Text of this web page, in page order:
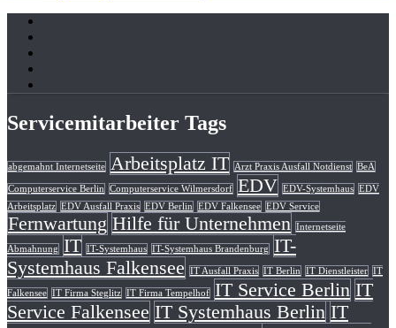
Servicemitarbeiter Tags
abgemahnt Internetseite Arbeitsplatz IT Arzt Praxis Ausfall Notdienst BeA
Computerservice Berlin Computerservice Wilmersdorf EDV EDV-Systemhaus EDV
Arbeitsplatz EDV Ausfall Praxis EDV Berlin EDV Falkensee EDV Service
Fernwartung Hilfe für Unternehmen Internetseite
Abmahnung IT IT-Systemhaus IT-Systemhaus Brandenburg
IT-
Systemhaus Falkensee
IT Ausfall Praxis IT Berlin IT Dienstleister IT
Falkensee IT Firma Steglitz IT Firma Tempelhof IT Service Berlin IT
Service Falkensee IT Systemhaus Berlin IT